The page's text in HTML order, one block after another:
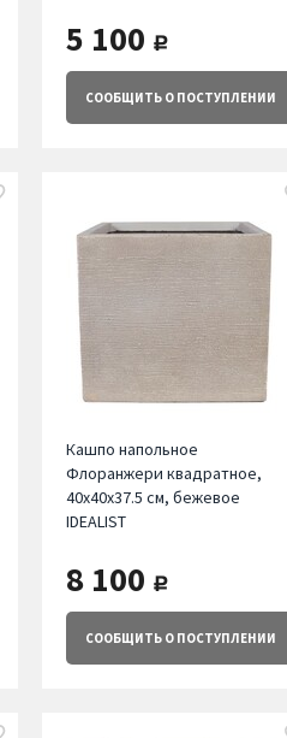
5 100 руб.
СООБЩИТЬО ПОСТУПЛЕНИИ
Кашпо напольное
Флоранжери квадратное,
40х40х37.5 см, бежевое
IDEALIST
8 100 руб.
СООБЩИТЬО ПОСТУПЛЕНИИ